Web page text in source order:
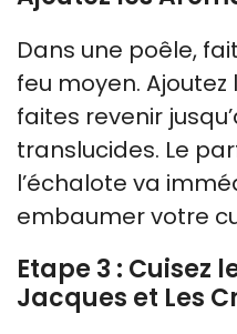
Dans une poêle,
feu moyen. Ajoutez
faites revenir
translucides. Le
l’échalote va
embaumer votre
Etape 3 : Cuisez
Jacques et Les